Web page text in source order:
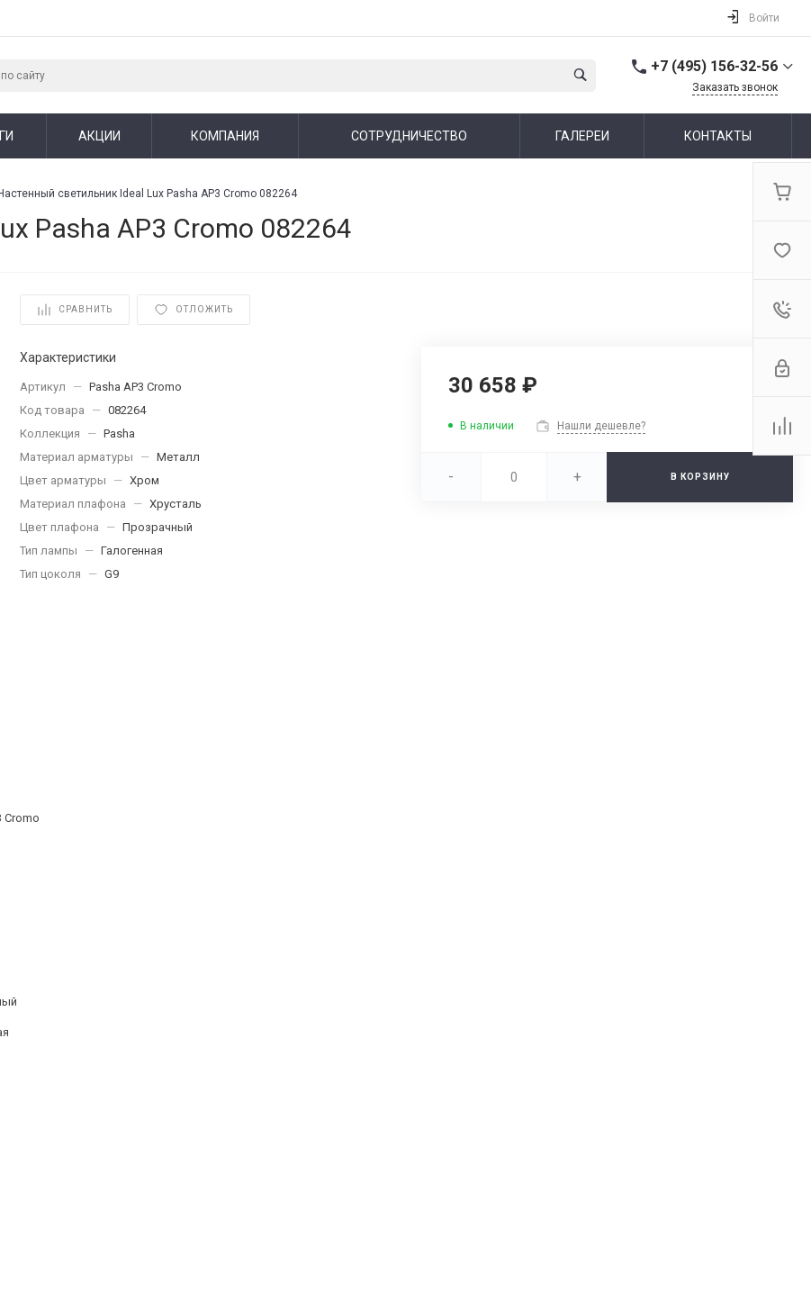
Войти
+7 (495) 156-32-56
г. Москва,
Пн-Пт: 10:00-19:00 Cб-Вс:
Заказать звонок
АКЦИИ КОМПАНИЯ СОТРУДНИЧЕСТВО ГАЛЕРЕИ КОНТАКТЫ
Настенный светильник Ideal Lux Pasha AP3 Cromo 082264
Pasha AP3 Cromo 082264
СРАВНИТЬ ОТЛОЖИТЬ
Характеристики
Артикул — Pasha AP3 Cromo
Код товара
— 082264
Коллекция
— Pasha
Материал арматуры
— Металл
Цвет арматуры
— Хром
Материал плафона
— Хрусталь
Цвет плафона
— Прозрачный
Тип лампы
— Галогенная
Тип цоколя
— G9
30 658 ₽
В наличии Нашли дешевле?
- + В КОРЗИНУ
Cromo